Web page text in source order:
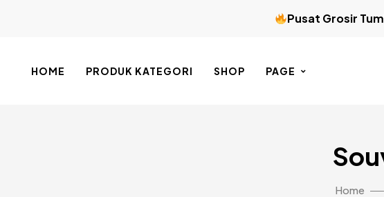
Pusat Grosir
HOME PRODUK KATEGORI SHOP PAGE
Home